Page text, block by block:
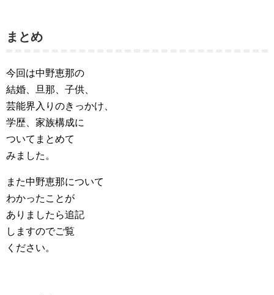
まとめ
今回は中野恵那の
結婚、旦那、子供、
芸能界入りのきっかけ、
学歴、家族構成に
ついてまとめて
みました。
また中野恵那について
わかったことが
ありましたら追記
しますのでご覧
ください。